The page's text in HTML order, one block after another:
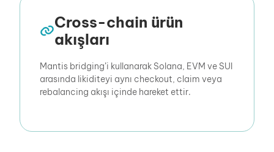
Cross-chain ürün
akışları
Mantis bridging’i kullanarak Solana, EVM ve SUI
arasında likiditeyi aynı checkout, claim veya
rebalancing akışı içinde hareket ettir.